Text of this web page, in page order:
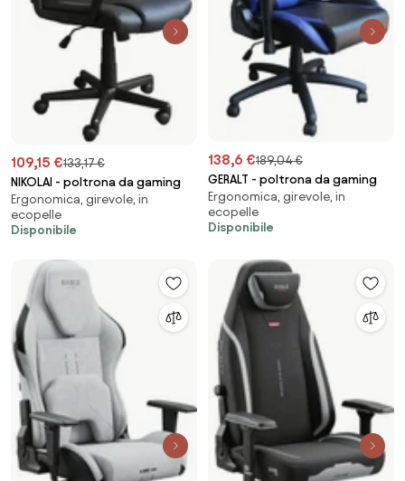
109,15 €133,17 €
NIKOLAI - poltrona da gaming
Ergonomica, girevole, in
ecopelle
Disponibile
138,6 €189,04 €
GERALT - poltrona da gaming
Ergonomica, girevole, in
ecopelle
Disponibile